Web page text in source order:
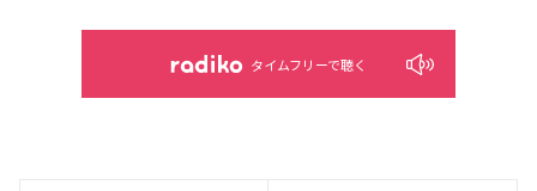
タイムフリーで聴く